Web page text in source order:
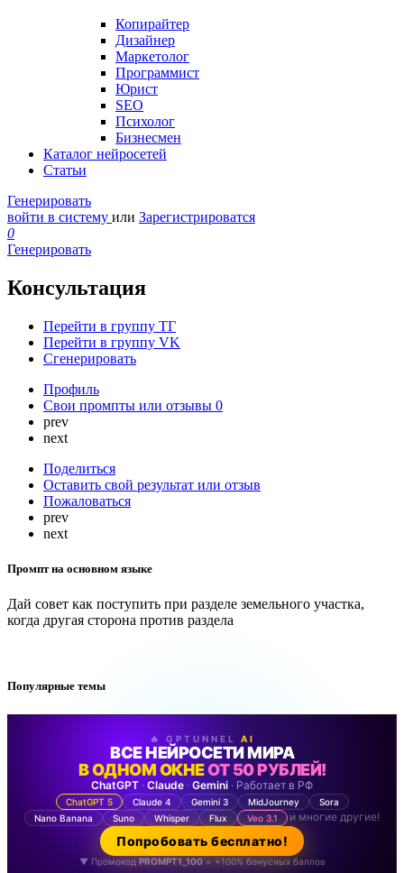
Копирайтер
Дизайнер
Маркетолог
Программист
Юрист
SEO
Психолог
Бизнесмен
Каталог нейросетей
Статьи
Генерировать
войти в систему или Зарегистрироватся
0
Генерировать
Консультация
Перейти в группу ТГ
Перейти в группу VK
Сгенерировать
Профиль
Свои промпты или отзывы 0
prev
next
Поделиться
Оставить свой результат или отзыв
Пожаловаться
prev
next
Промпт на основном языке
Дай совет как поступить при разделе земельного участка,
когда другая сторона против раздела
Популярные темы
🔥 GPTUNNEL AI
ВСЕ НЕЙРОСЕТИ МИРА
В ОДНОМ ОКНЕОТ 50 РУБЛЕЙ!
ChatGPT · Claude · Gemini · Работает в РФ
ChatGPT 5 Claude 4 Gemini 3 MidJourney
Sora
Nano Banana
Suno Whisper Flux Veo 3.1 и многие другие!
Попробовать бесплатно!
▼ Промокод PROMPT1_100= +100% бонусных баллов